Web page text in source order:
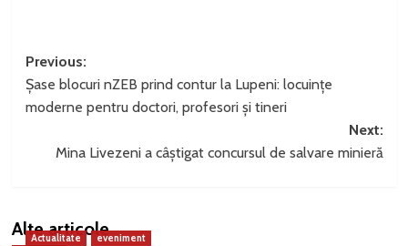
Post
navigation
Previous:
Șase blocuri nZEB prind contur la Lupeni: locuințe
moderne pentru doctori, profesori și tineri
Next:
Mina Livezeni a câștigat concursul de salvare minieră
Alte articole
Actualitate eveniment